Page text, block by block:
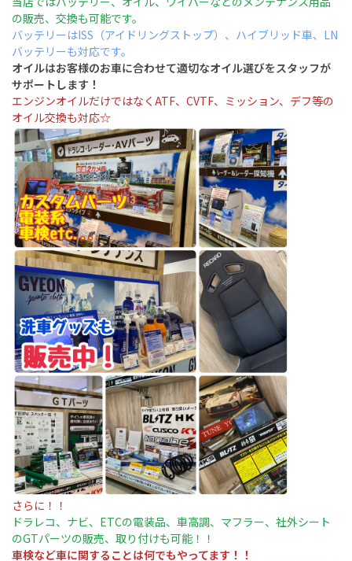
の販売、交換も可能です。
バッテリーはISS（アイドリングストップ）、ハイブリッド車、LN
バッテリーも対応です。
オイルはお客様のお車に合わせて適切なオイル選びをスタッフが
サポートします！
エンジンオイルだけではなくATF、CVTF、ミッション、デフ等の
オイル交換も対応☆
さらに！！
ドラレコ、ナビ、ETCの電装品、車高調、マフラー、社外シート
のGTパーツの販売、取り付けも可能！！
車検など車に関することは何でもやってます！！